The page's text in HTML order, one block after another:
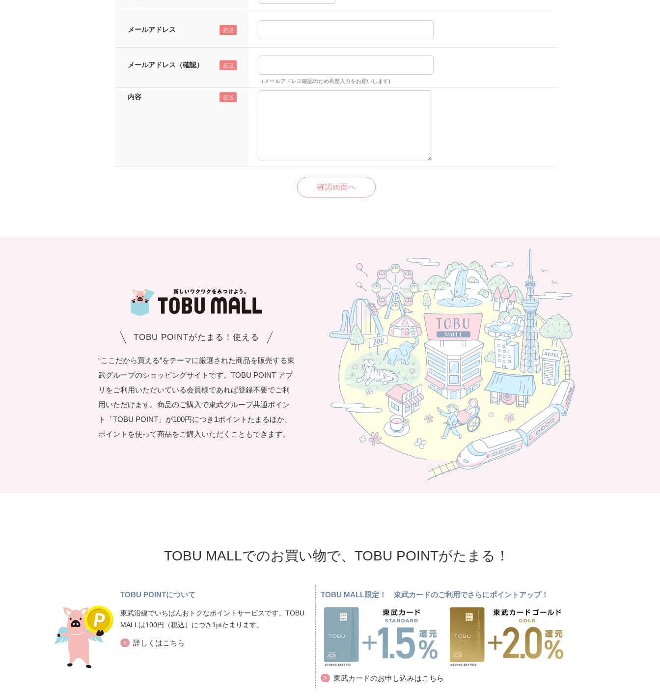
メールアドレス
メールアドレス（確認）
（メールアドレス確認のため再度入力をお願いします)
内容
TOBU POINTがたまる！使える
“ここだから買える”をテーマに厳選された商品を販売する東
武グループのショッピングサイトです。TOBU POINT アプ
リをご利用いただいている会員様であれば登録不要でご利
用いただけます。商品のご購入で東武グループ共通ポイン
ト「TOBU POINT」が100円につき1ポイントたまるほか、
ポイントを使って商品をご購入いただくこともできます。
TOBU MALLでのお買い物で、TOBU POINTがたまる！
TOBU POINTについて
東武沿線でいちばんおトクなポイントサービスです。TOBU
MALLは100円（税込）につき1ptたまります。
詳しくはこちら
TOBU MALL限定！ 東武カードのご利用でさらにポイントアップ！
東武カードのお申し込みはこちら